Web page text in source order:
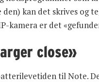
kan det skrives og
kamera er det
close»
til Note.